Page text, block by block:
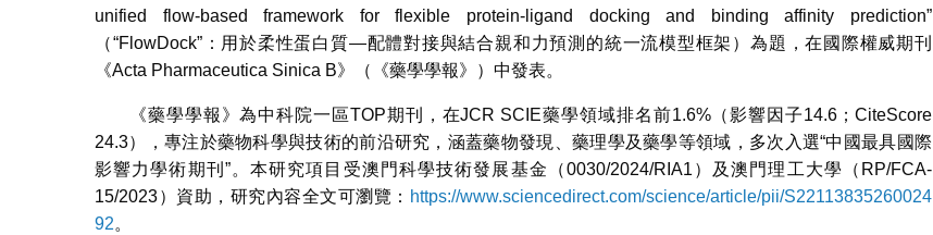
unified flow-based framework for flexible protein-ligand docking and binding affinity prediction”
（“FlowDock”：用於柔性蛋白質—配體對接與結合親和力預測的統一流模型框架）為題，在國際權威期刊
《Acta Pharmaceutica Sinica B》（《藥學學報》）中發表。
《藥學學報》為中科院一區TOP期刊，在JCR SCIE藥學領域排名前1.6%（影響因子14.6；CiteScore
24.3），專注於藥物科學與技術的前沿研究，涵蓋藥物發現、藥理學及藥學等領域，多次入選“中國最具國際
影響力學術期刊”。本研究項目受澳門科學技術發展基金（0030/2024/RIA1）及澳門理工大學（RP/FCA-
15/2023）資助，研究內容全文可瀏覽： https://www.sciencedirect.com/science/article/pii/S22113835260024
92。